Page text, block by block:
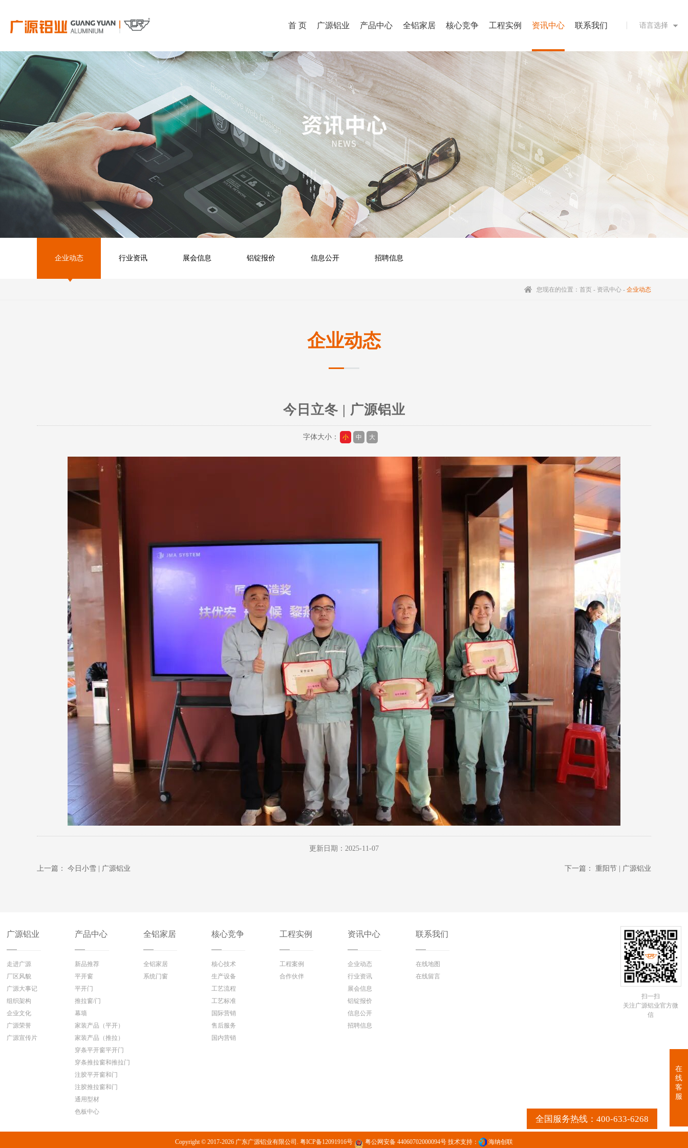
首 页 广源铝业 产品中心 全铝家居 核心竞争 工程实例 资讯中心 联系我们 语言选择
全国服务热线：400-633-6268
企业动态 行业资讯 展会信息 铝锭报价 信息公开 招聘信息
您现在的位置： 首页 - 资讯中心 - 企业动态
企业动态
今日立冬 | 广源铝业
字体大小： 小 中 大
更新日期：2025-11-07
上一篇： 今日小雪 | 广源铝业 下一篇： 重阳节 | 广源铝业
广源铝业
走进广源
厂区风貌
广源大事记
组织架构
企业文化
广源荣誉
广源宣传片
产品中心
新品推荐
平开窗
平开门
推拉窗/门
幕墙
家装产品（平开）
家装产品（推拉）
穿条平开窗平开门
穿条推拉窗和推拉门
注胶平开窗和门
注胶推拉窗和门
通用型材
色板中心
全铝家居
全铝家居
系统门窗
核心竞争
核心技术
生产设备
工艺流程
工艺标准
国际营销
售后服务
国内营销
工程实例
工程案例
合作伙伴
资讯中心
企业动态
行业资讯
展会信息
铝锭报价
信息公开
招聘信息
联系我们
在线地图
在线留言
扫一扫
关注广源铝业官方微
信
Copyright © 2017-2026 广东广源铝业有限公司. 粤ICP备12091916号 粤公网安备 44060702000094号 技术支持： 海纳创联
在
线
客
服